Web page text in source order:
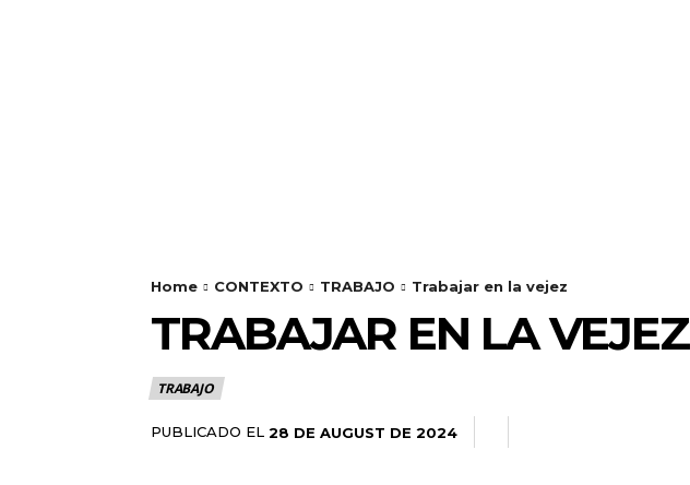
Home CONTEXTO TRABAJO Trabajar en la vejez
TRABAJAR EN LA VEJEZ
TRABAJO
PUBLICADO EL 28 DE AUGUST DE 2024